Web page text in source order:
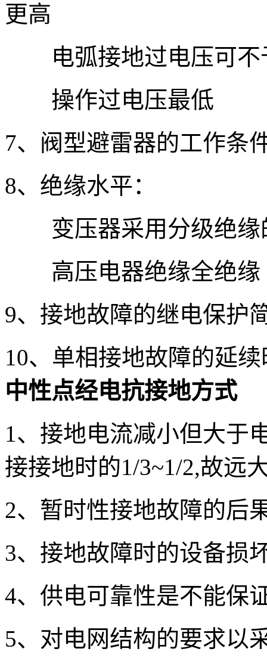
更高
电弧接地过电压可不
操作过电压最低
7、阀型避雷器的工作条
8、绝缘水平：
变压器采用分级绝缘
高压电器绝缘全绝缘
9、接地故障的继电保护
10、单相接地故障的延
中性点经电抗接地方式
1、接地电流减小但大于
接接地时的1/3~1/2,故远
2、暂时性接地故障的后
3、接地故障时的设备损
4、供电可靠性是不能保
5、对电网结构的要求以